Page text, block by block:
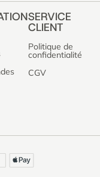
SERVICE
CLIENT
Politique de
confidentialité
CGV